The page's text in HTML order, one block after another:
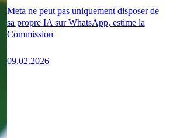
Meta ne peut pas uniquement disposer de
sa propre IA sur WhatsApp, estime la
Commission
09.02.2026